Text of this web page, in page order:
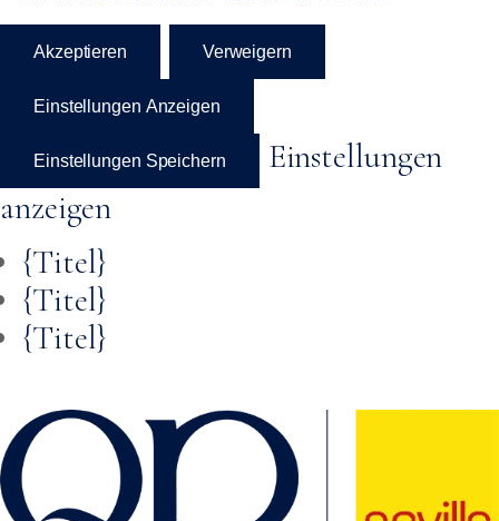
Akzeptieren Verweigern
Einstellungen Anzeigen
Einstellungen Speichern
Einstellungen
anzeigen
{Titel}
{Titel}
{Titel}